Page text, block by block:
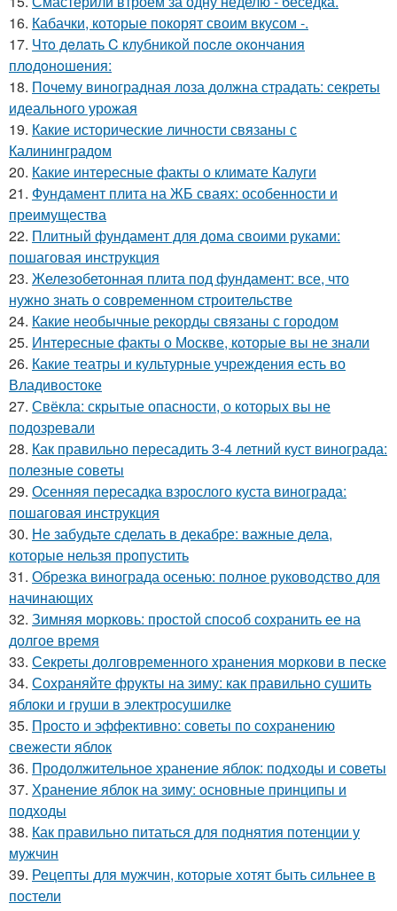
16. Кабачки, которые покорят своим вкусом -.
17. Чтo дeлaть C клубникoй пocлe oкoнчaния
плoдoнoшeния:
18. Почему виноградная лоза должна страдать: секреты
идеального урожая
19. Какие исторические личности связаны с
Калининградом
20. Какие интересные факты о климате Калуги
21. Фундамент плита на ЖБ сваях: особенности и
преимущества
22. Плитный фундамент для дома своими руками:
пошаговая инструкция
23. Железобетонная плита под фундамент: все, что
нужно знать о современном строительстве
24. Какие необычные рекорды связаны с городом
25. Интересные факты о Москве, которые вы не знали
26. Какие театры и культурные учреждения есть во
Владивостоке
27. Свёкла: скрытые опасности, о которых вы не
подозревали
28. Как правильно пересадить 3-4 летний куст винограда:
полезные советы
29. Осенняя пересадка взрослого куста винограда:
пошаговая инструкция
30. Не забудьте сделать в декабре: важные дела,
которые нельзя пропустить
31. Обрезка винограда осенью: полное руководство для
начинающих
32. Зимняя морковь: простой способ сохранить ее на
долгое время
33. Секреты долговременного хранения моркови в песке
34. Сохраняйте фрукты на зиму: как правильно сушить
яблоки и груши в электросушилке
35. Просто и эффективно: советы по сохранению
свежести яблок
36. Продолжительное хранение яблок: подходы и советы
37. Хранение яблок на зиму: основные принципы и
подходы
38. Как правильно питаться для поднятия потенции у
мужчин
39. Рецепты для мужчин, которые хотят быть сильнее в
постели